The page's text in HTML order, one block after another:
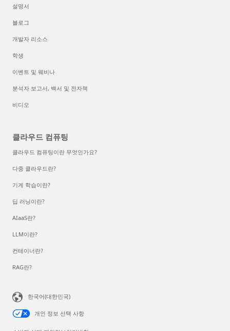
설명서
블로그
개발자 리소스
학생
이벤트 및 웨비나
분석자 보고서, 백서 및 전자책
비디오
클라우드 컴퓨팅
클라우드 컴퓨팅이란 무엇인가요?
다중 클라우드란?
기계 학습이란?
딥 러닝이란?
AIaaS란?
LLM이란?
컨테이너란?
RAG란?
한국어(대한민국)
개인 정보 선택 사항